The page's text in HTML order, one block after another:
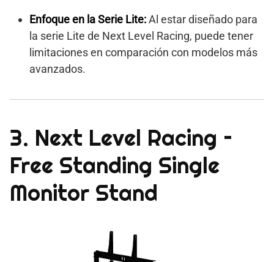
Enfoque en la Serie Lite:Al estar diseñado para
la serie Lite de Next Level Racing, puede tener
limitaciones en comparación con modelos más
avanzados.
3. Next Level Racing –
Free Standing Single
Monitor Stand